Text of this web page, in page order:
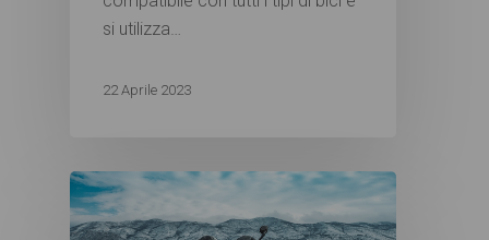
si utilizza…
22 Aprile 2023